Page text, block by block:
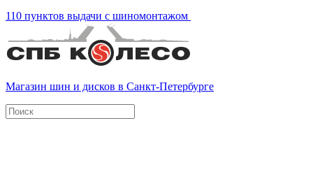
110 пунктов выдачи с шиномонтажом
Магазин шин и дисков в Санкт-Петербурге